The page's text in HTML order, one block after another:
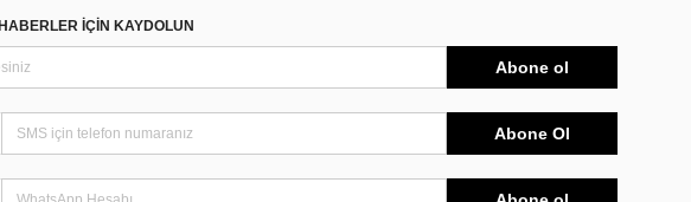
IÇIN KAYDOLUN
Abone ol
Abone Ol